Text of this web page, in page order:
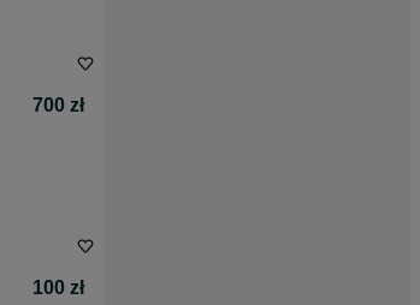
700 zł
100 zł